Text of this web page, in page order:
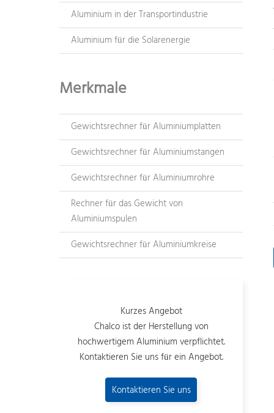
Aluminium in der Transportindustrie
Aluminium für die Solarenergie
Merkmale
Gewichtsrechner für Aluminiumplatten
Gewichtsrechner für Aluminiumstangen
Gewichtsrechner für Aluminiumrohre
Rechner für das Gewicht von
Aluminiumspulen
Gewichtsrechner für Aluminiumkreise
Kurzes Angebot
Chalco ist der Herstellung von
hochwertigem Aluminium verpflichtet.
Kontaktieren Sie uns für ein Angebot.
Kontaktieren Sie uns